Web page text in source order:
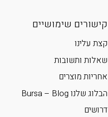
קישורים שימושיים
קצת עלינו
שאלות ותשובות
אחריות מוצרים
הבלוג שלנו Bursa – Blog
דרושים